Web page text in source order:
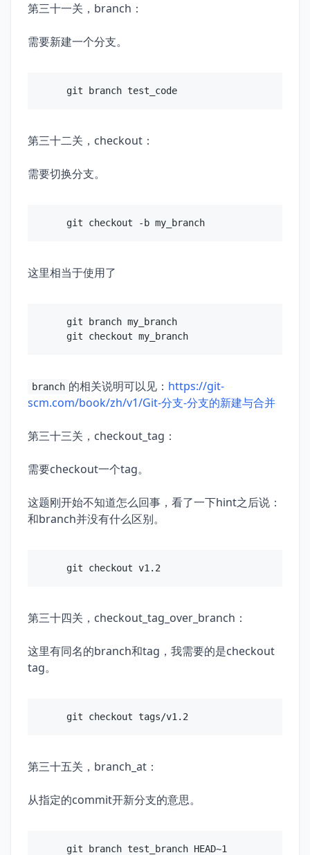
第三十一关，branch：
需要新建一个分支。
第三十二关，checkout：
需要切换分支。
这里相当于使用了
git branch my_branch
branch 的相关说明可以见： https://git-
scm.com/book/zh/v1/Git-分支-分支的新建与合并
第三十三关，checkout_tag：
需要checkout一个tag。
这题刚开始不知道怎么回事，看了一下hint之后说：
和branch并没有什么区别。
第三十四关，checkout_tag_over_branch：
这里有同名的branch和tag，我需要的是checkout
tag。
第三十五关，branch_at：
从指定的commit开新分支的意思。